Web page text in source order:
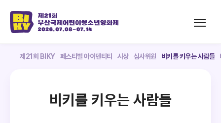
제21회 BIKY 페스티벌 아이덴티티 시상 심사위원 비키를 키우는 사람들
비키를 키우는 사람들